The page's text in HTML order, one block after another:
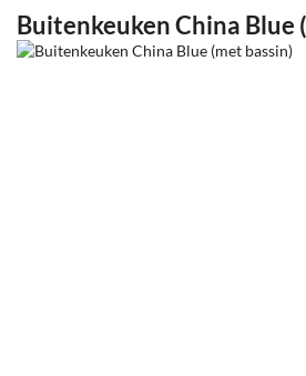
Buitenkeuken China Blue